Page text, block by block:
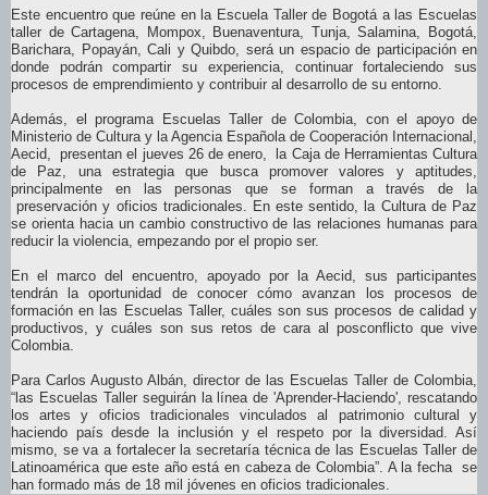
Este encuentro que reúne en la Escuela Taller de Bogotá a las Escuelas
taller de Cartagena, Mompox, Buenaventura, Tunja, Salamina, Bogotá,
Barichara, Popayán, Cali y Quibdo, será un espacio de participación en
donde podrán compartir su experiencia, continuar fortaleciendo sus
procesos de emprendimiento y contribuir al desarrollo de su entorno.
Además, el programa Escuelas Taller de Colombia, con el apoyo de
Ministerio de Cultura y la Agencia Española de Cooperación Internacional,
Aecid, presentan el jueves 26 de enero, la Caja de Herramientas Cultura
de Paz, una estrategia que busca promover valores y aptitudes,
principalmente en las personas que se forman a través de la
preservación y oficios tradicionales. En este sentido, la Cultura de Paz
se orienta hacia un cambio constructivo de las relaciones humanas para
reducir la violencia, empezando por el propio ser.
En el marco del encuentro, apoyado por la Aecid, sus participantes
tendrán la oportunidad de conocer cómo avanzan los procesos de
formación en las Escuelas Taller, cuáles son sus procesos de calidad y
productivos, y cuáles son sus retos de cara al posconflicto que vive
Colombia.
Para Carlos Augusto Albán, director de las Escuelas Taller de Colombia,
“las Escuelas Taller seguirán la línea de 'Aprender-Haciendo', rescatando
los artes y oficios tradicionales vinculados al patrimonio cultural y
haciendo país desde la inclusión y el respeto por la diversidad. Así
mismo, se va a fortalecer la secretaría técnica de las Escuelas Taller de
Latinoamérica que este año está en cabeza de Colombia”. A la fecha se
han formado más de 18 mil jóvenes en oficios tradicionales.